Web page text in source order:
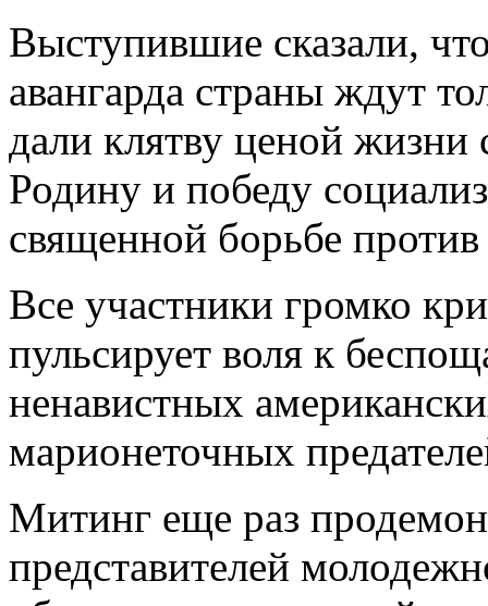
Выступившие сказали,
авангарда страны ждут
дали клятву ценой жизни
Родину и победу
священной борьбе против
Все участники громко
пульсирует воля к
ненавистных
марионеточных
Митинг еще раз
представителей